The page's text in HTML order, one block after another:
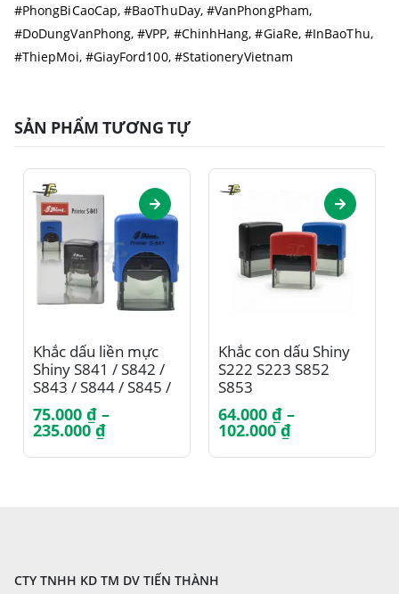
#PhongBiCaoCap, #BaoThuDay, #VanPhongPham,
#DoDungVanPhong, #VPP, #ChinhHang, #GiaRe, #InBaoThu,
#ThiepMoi, #GiayFord100, #StationeryVietnam
SẢN PHẨM TƯƠNG TỰ
Khắc dấu liền mực
Shiny S841 / S842 /
S843 / S844 / S845 /
S846
75.000 ₫ –
235.000₫Khoảng
từ
Khắc con dấu Shiny
S222 S223 S852
S853
64.000 ₫ –
102.000₫Khoảng
từ
CTY TNHH KD TM DV TIẾN THÀNH